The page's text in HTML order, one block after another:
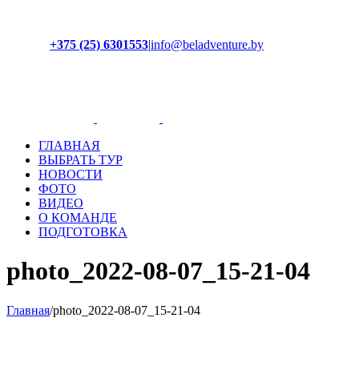
+375 (25) 6301553|info@beladventure.by
ГЛАВНАЯ
ВЫБРАТЬ ТУР
НОВОСТИ
ФОТО
ВИДЕО
О КОМАНДЕ
ПОДГОТОВКА
photo_2022-08-07_15-21-04
Главная/photo_2022-08-07_15-21-04